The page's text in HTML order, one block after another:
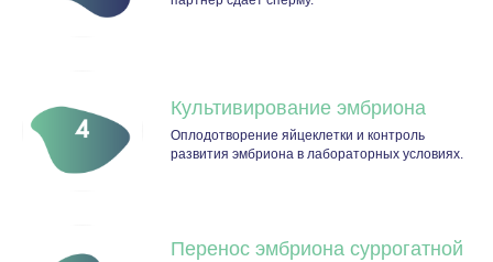
Культивирование эмбриона
Оплодотворение яйцеклетки и контроль
развития эмбриона в лабораторных условиях.
Перенос эмбриона суррогатной